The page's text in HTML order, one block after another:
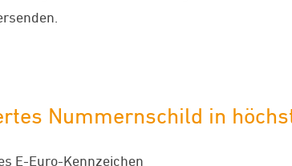
Nummernschild in
E-Euro-Kennzeichen